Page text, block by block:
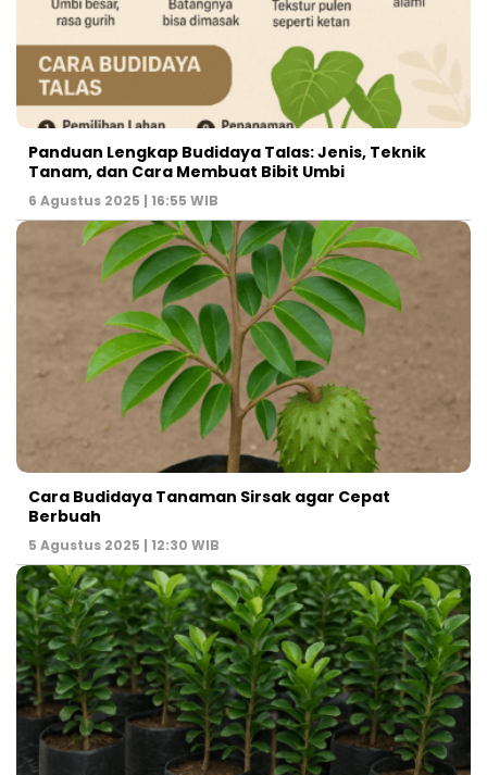
Panduan Lengkap Budidaya Talas: Jenis, Teknik
Tanam, dan Cara Membuat Bibit Umbi
6 Agustus 2025 | 16:55 WIB
Cara Budidaya Tanaman Sirsak agar Cepat
Berbuah
5 Agustus 2025 | 12:30 WIB